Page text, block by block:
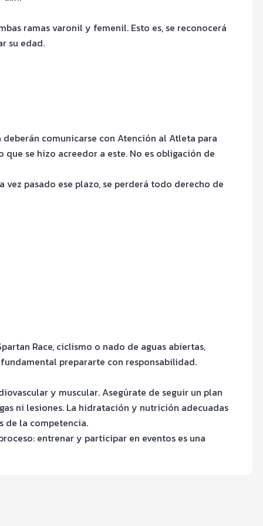
ramas varonil y femenil. Esto es, se reconocerá
su edad.
comunicarse con Atención al Atleta para
se hizo acreedor a este. No es obligación de
pasado ese plazo, se perderá todo derecho de
Race, ciclismo o nado de aguas abiertas,
prepararte con responsabilidad.
y muscular. Asegúrate de seguir un plan
ni lesiones. La hidratación y nutrición adecuadas
de la competencia.
entrenar y participar en eventos es una